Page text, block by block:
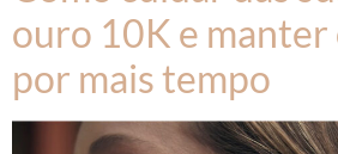
ouro 10K e
por mais tempo